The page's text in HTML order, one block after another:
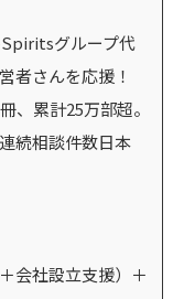
グループ代
者さんを応援！
、累計25万部超。
続相談件数日本
会社設立支援）＋